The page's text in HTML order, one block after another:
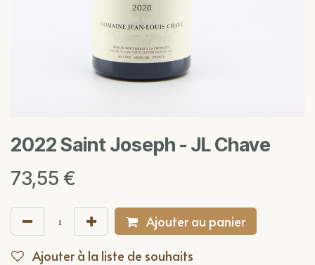
2022 Saint Joseph - JL Chave
73,55 €
Ajouter au panier
Ajouter à la liste de souhaits